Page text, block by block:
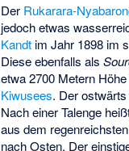
Der Rukarara-
jedoch etwas
Kandt im Jahr 1898 im
Diese ebenfalls als
etwa 2700 Metern
Kiwusees. Der
Nach einer Talenge
aus dem
nach Osten. Der